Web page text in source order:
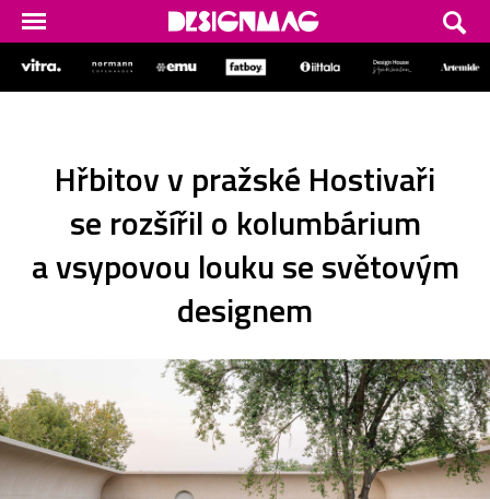
Hřbitov v pražské Hostivaři
se rozšířil o kolumbárium
a vsypovou louku se světovým
designem